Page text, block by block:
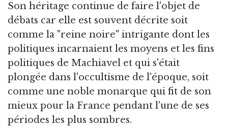
Son héritage continue de faire l'objet de
débats car elle est souvent décrite soit
comme la "reine noire" intrigante dont les
politiques incarnaient les moyens et les fins
politiques de Machiavel et qui s'était
plongée dans l'occultisme de l'époque, soit
comme une noble monarque qui fit de son
mieux pour la France pendant l'une de ses
périodes les plus sombres.